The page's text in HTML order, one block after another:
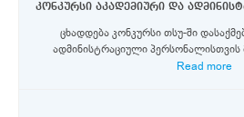
ცხადდება კონკურსი თსუ-ში
ადმინისტრაციული პერსონალისთვის
Read more